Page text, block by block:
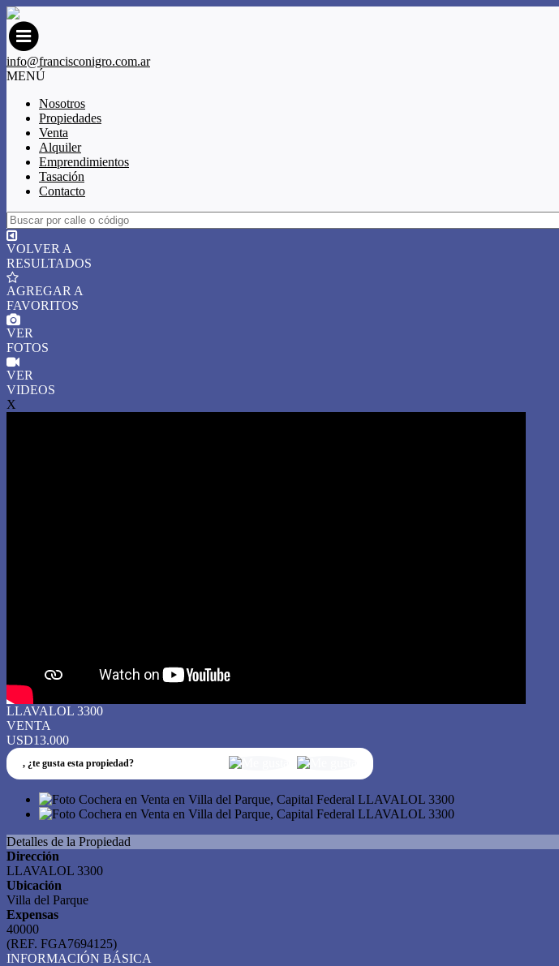
info@francisconigro.com.ar
MENÚ
Nosotros
Propiedades
Venta
Alquiler
Emprendimientos
Tasación
Contacto
VOLVER A
RESULTADOS
AGREGAR A
FAVORITOS
VER
FOTOS
VER
VIDEOS
X
LLAVALOL 3300
VENTA
USD13.000
, ¿te gusta esta propiedad?
Detalles de la Propiedad
Dirección
LLAVALOL 3300
Ubicación
Villa del Parque
Expensas
40000
(REF. FGA7694125)
INFORMACIÓN BÁSICA